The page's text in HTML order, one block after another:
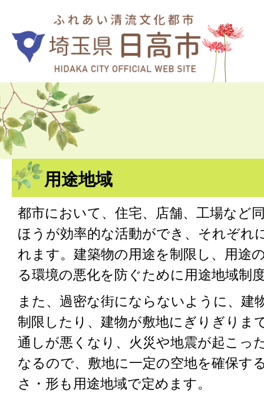
用途地域
都市において、住宅、店舗、工場など
ほうが効率的な活動ができ、それぞれ
れます。建築物の用途を制限し、用途
る環境の悪化を防ぐために用途地域制
また、過密な街にならないように、建
制限したり、建物が敷地にぎりぎりま
通しが悪くなり、火災や地震が起こっ
なるので、敷地に一定の空地を確保す
さ・形も用途地域で定めます。